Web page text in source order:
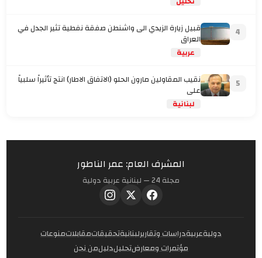
4 قبيل زيارة الزيدي الى واشنطن صفقة نفطية تثير الجدل في
العراق
عربية
5 نقيب المقاولين مارون الحلو (الاتفاق الاطار) انتج تأثيراً سلبياً
على
لبنانية
المشرف العام: عمر الناطور
مجلة 24 — لبنانية عربية دولية
دوليةعربيةدراسات وتقاريرلبنانيةتحقيقاتمقابلاتمنوعات
مؤتمرات ومعارضتحليلدليلمن نحن